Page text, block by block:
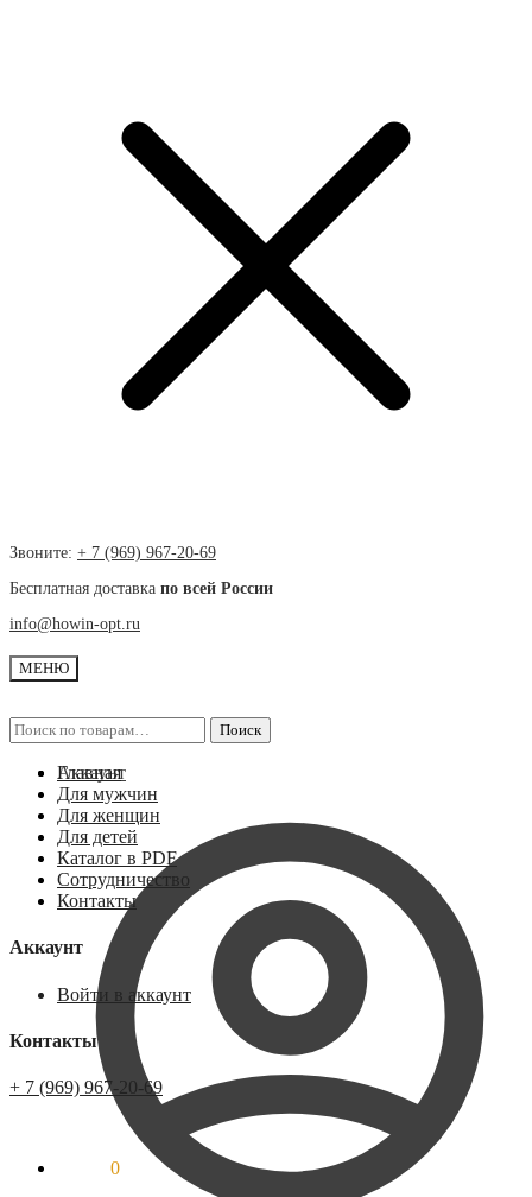
Skip
navigation
Skip
content
Звоните: + 7 (969) 967-20-69
Бесплатная доставка по всей России
info@howin-opt.ru
МЕНЮ
Искать: Поиск
Аккаунт
Искать: Поиск
Главная
Для мужчин
Для женщин
Для детей
Каталог в PDF
Сотрудничество
Контакты
Аккаунт
Войти в аккаунт
Контакты
+ 7 (969) 967-20-69
0